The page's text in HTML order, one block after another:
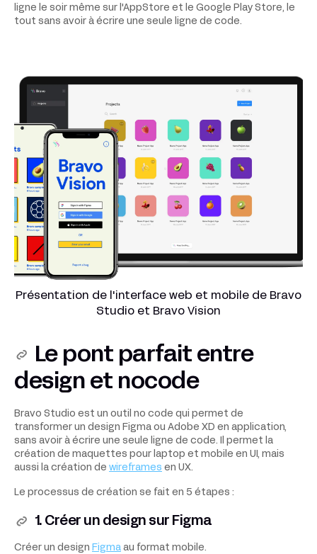
ligne le soir même sur l'AppStore et le Google Play Store, le
tout sans avoir à écrire une seule ligne de code.
Présentation de l'interface web et mobile de Bravo
Studio et Bravo Vision
Le pont parfait entre
design et nocode
Bravo Studio est un outil no code qui permet de
transformer un design Figma ou Adobe XD en application,
sans avoir à écrire une seule ligne de code. Il permet la
création de maquettes pour laptop et mobile en UI, mais
aussi la création de wireframes en UX.
Le processus de création se fait en 5 étapes :
1. Créer un design sur Figma
Créer un design Figma au format mobile.